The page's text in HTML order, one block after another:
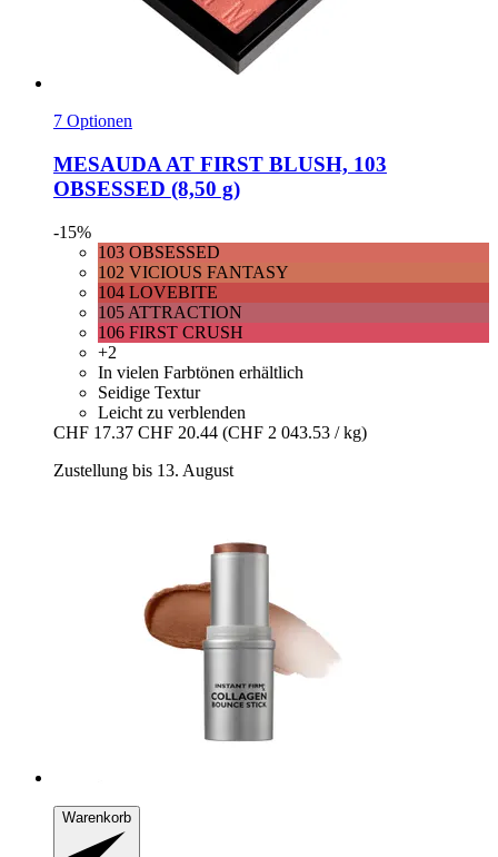
7 Optionen
MESAUDA AT FIRST BLUSH, 103
OBSESSED (8,50 g)
-15%
103 OBSESSED
102 VICIOUS FANTASY
104 LOVEBITE
105 ATTRACTION
106 FIRST CRUSH
+2
In vielen Farbtönen erhältlich
Seidige Textur
Leicht zu verblenden
CHF 17.37 CHF 20.44 (CHF 2 043.53 / kg)
Zustellung bis 13. August
Warenkorb